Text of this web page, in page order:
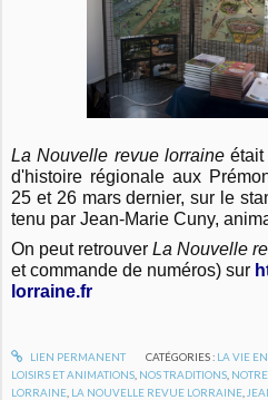
La Nouvelle revue lorraineétait
d'histoire régionale aux
25 et 26 mars dernier, sur le
tenu par Jean-Marie Cuny,
On peut retrouverLa Nouvelle
et commande de numéros) sur
lorraine.fr
LIEN PERMANENT CATÉGORIES : LA VIE
LOISIRS ET ANIMATIONS NOS TRADITIONS
LORRAINE LA NOUVELLE REVUE LORRAINE